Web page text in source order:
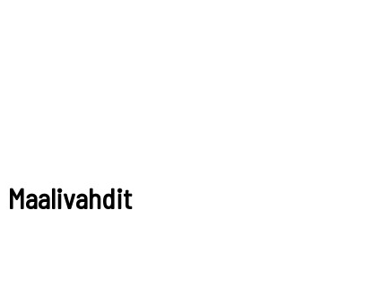
Maalivahdit